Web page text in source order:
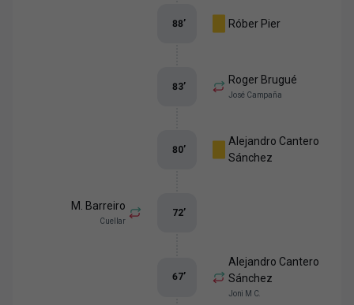
Róber Pier
88’
Roger Brugué
José Campaña
83’
Alejandro Cantero
Sánchez
80’
M. Barreiro
Cuellar
72’
Alejandro Cantero
Sánchez
Joni M C.
67’